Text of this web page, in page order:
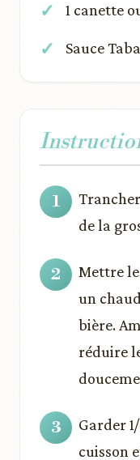
1 canette
Sauce
de la
Mettre
un
bière.
réduire
Garder
cuisson